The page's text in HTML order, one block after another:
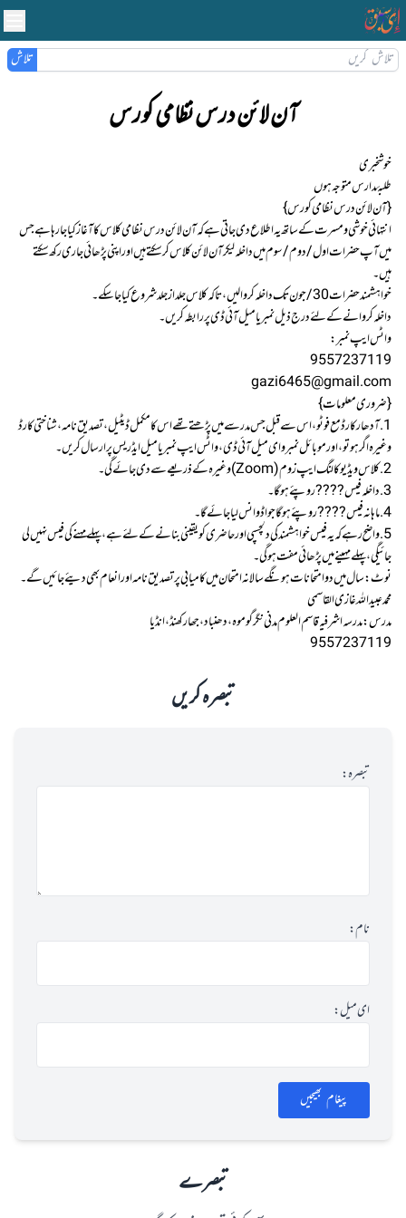
تلاش
آن لائن درس نظامی کورس
خوشخبری
طلبۂ مدارس متوجہ ہوں
{ آن لائن درس نظامی کورس }
انتہائی خوشی ومسرت کے ساتھ یہ اطلاع دی جاتی ہے کہ آن لائن درس نظامی کلاس کا آغاز کیا جا رہا ہے جس
میں آپ حضرات اول/ دوم/سوم میں داخلہ لیکر آن لائن کلاس کرسکتے ہیں اور اپنی پڑھائی جاری رکھ سکتے
ہیں۔
خواہشمند حضرات 30/ جون تک داخلہ کروالیں، تاکہ کلاس جلد از جلد شروع کیا جا سکے۔
داخلہ کروانے کے لئے درج ذیل نمبر یا میل آئی ڈی پر رابطہ کریں۔
واٹس ایپ نمبر:
9557237119
gazi6465@gmail.com
{ ضروری معلومات }
1. آدھار کارڈ مع فوٹو، اس سے قبل جس مدرسے میں پڑھتے تھے اس کا مکمل ڈیٹیل، تصدیق نامہ ، شناختی کارڈ
وغیرہ اگر ہوتو، اور موبائل نمبر و ای میل آئی ڈی، واٹس ایپ نمبر یا میل ایڈریس پر ارسال کریں۔
2. کلاس ویڈیو کالنگ ایپ زوم (Zoom) وغیرہ کے ذریعے سے دی جائے گی۔
3. داخلہ فیس ???? روپئے ہوگا۔
4. ماہانہ فیس ???? روپئے ہوگا جو اڈوانس لیا جائے گا۔
5. واضح رہے کہ یہ فیس خواہشمند کی دلچسپی اور حاضری کو یقینی بنانے کے لئے ہے، پہلے مہنے کی فیس نہیں لی
جائیگی، پہلے مہینے میں پڑھائی مفت ہوگی۔
نوٹ: سال میں دو امتحانات ہونگے سالانہ امتحان میں کامیابی پر تصدیق نامہ اور انعام بھی دیئے جائیں گے۔
محمد عبیداللہ غازی القاسمی
مدرس: مدرسہ اشرفیہ قاسم العلوم مدنی نگر گوموہ، دھنباد، جھارکھنڈ، انڈیا
9557237119
تبصرہ کریں
تبصرہ:
نام:
ای میل:
پیغام بھیجیں
تبصرے